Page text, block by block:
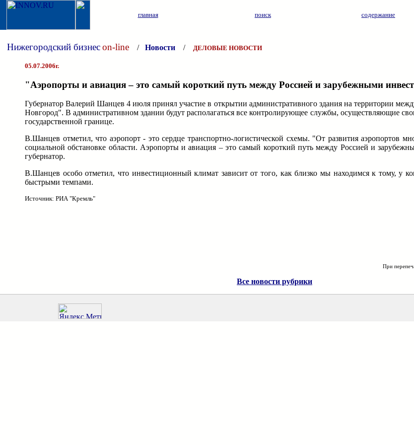
главная поиск содержание
Нижегородский бизнесon-line / Новости / ДЕЛОВЫЕ НОВОСТИ
05.07.2006г.
"Аэропорты и авиация – это самый короткий путь между Россией и зарубежными
Губернатор Валерий Шанцев 4 июля принял участие в открытии административного здания на территории
Новгород". В административном здании будут располагаться все контролирующее службы, осуществляющие
государственной границе.
В.Шанцев отметил, что аэропорт - это сердце транспортно-логистической схемы. "От развития аэропортов
социальной обстановке области. Аэропорты и авиация – это самый короткий путь между Россией и
губернатор.
В.Шанцев особо отметил, что инвестиционный климат зависит от того, как близко мы находимся к тому, у
быстрыми темпами.
Источник: РИА "Кремль"
При
Все новости рубрики